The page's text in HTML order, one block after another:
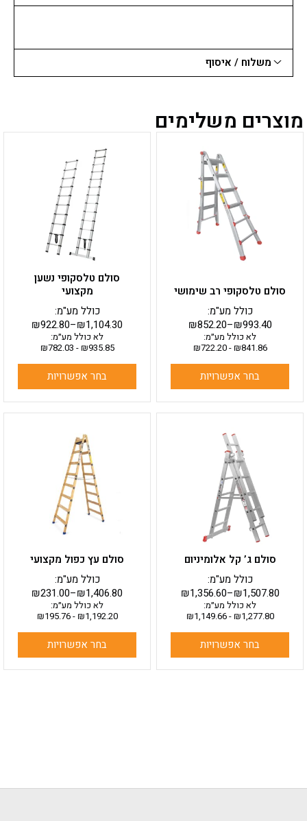
משלוח / איסוף
מוצרים משלימים
סולם טלסקופי רב שימושי
₪852.20–₪993.40
כולל מע"מ:
לא כולל מע״מ:
₪841.86
-
₪722.20
בחר אפשרויות
זה
יש
מספר
סוגים.
ניתן
לבחור
סולם טלסקופי נשען
מקצועי
₪922.80–₪1,104.30
כולל מע"מ:
לא כולל מע״מ:
₪935.85
-
₪782.03
בחר אפשרויות
יש
מספר
סוגים.
ניתן
לבחור
את
האפשרויות
המוצר
סולם ג’ קל אלומיניום
₪1,356.60–₪1,507.80
כולל מע"מ:
לא כולל מע״מ:
₪1,277.80
-
₪1,149.66
בחר אפשרויות
זה
יש
מספר
סוגים.
ניתן
לבחור
את
האפשרויות
המוצר
סולם עץ כפול מקצועי
₪231.00–₪1,406.80
כולל מע"מ:
לא כולל מע״מ:
₪1,192.20
-
₪195.76
בחר אפשרויות
זה
יש
מספר
סוגים.
ניתן
לבחור
את
האפשרויות
המוצר